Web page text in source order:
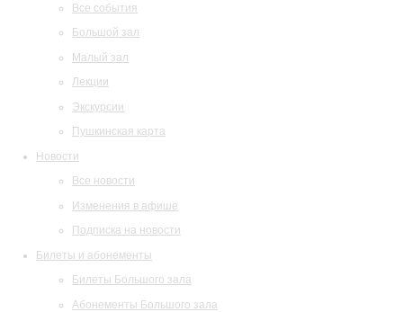
Все события
Большой зал
Малый зал
Лекции
Экскурсии
Пушкинская карта
Новости
Все новости
Изменения в афише
Подписка на новости
Билеты и абонементы
Билеты Большого зала
Абонементы Большого зала